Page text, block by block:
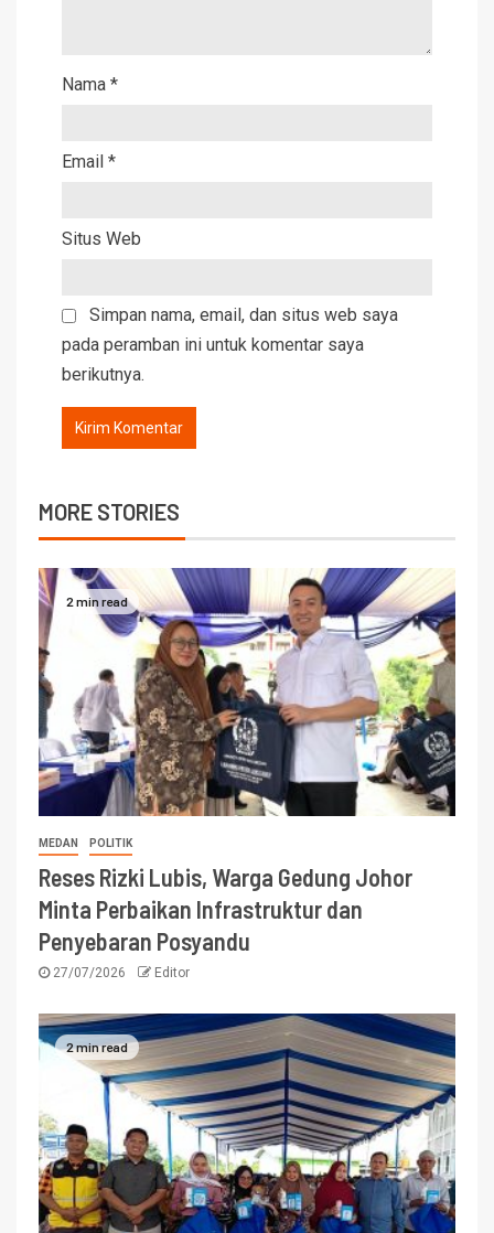
Nama *
Email *
Situs Web
Simpan nama, email, dan situs web saya
pada peramban ini untuk komentar saya
berikutnya.
MORE STORIES
2 min read
MEDAN POLITIK
Reses Rizki Lubis, Warga Gedung Johor
Minta Perbaikan Infrastruktur dan
Penyebaran Posyandu
27/07/2026 Editor
2 min read